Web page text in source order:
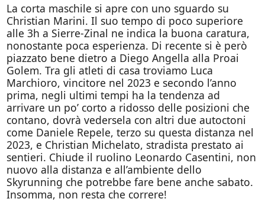
La corta maschile si apre con uno sguardo su
Christian Marini. Il suo tempo di poco superiore
alle 3h a Sierre-Zinal ne indica la buona caratura,
nonostante poca esperienza. Di recente si è però
piazzato bene dietro a Diego Angella alla Proai
Golem. Tra gli atleti di casa troviamo Luca
Marchioro, vincitore nel 2023 e secondo l’anno
prima, negli ultimi tempi ha la tendenza ad
arrivare un po’ corto a ridosso delle posizioni che
contano, dovrà vedersela con altri due autoctoni
come Daniele Repele, terzo su questa distanza nel
2023, e Christian Michelato, stradista prestato ai
sentieri. Chiude il ruolino Leonardo Casentini, non
nuovo alla distanza e all’ambiente dello
Skyrunning che potrebbe fare bene anche sabato.
Insomma, non resta che correre!